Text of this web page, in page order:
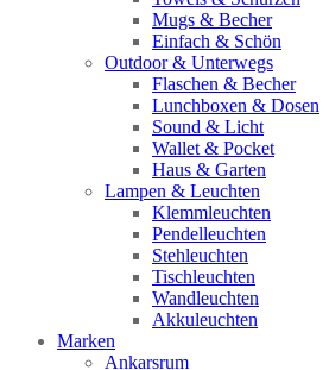
Mugs & Becher
Einfach & Schön
Outdoor & Unterwegs
Flaschen & Becher
Lunchboxen & Dosen
Sound & Licht
Wallet & Pocket
Haus & Garten
Lampen & Leuchten
Klemmleuchten
Pendelleuchten
Stehleuchten
Tischleuchten
Wandleuchten
Akkuleuchten
Marken
Ankarsrum